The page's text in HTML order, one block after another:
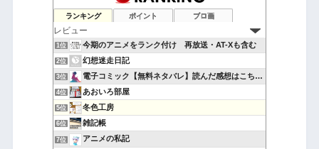
ランキング ポイント ブロ画
1位 今期のアニメをランク付け 再放送・AT-Xも含む
2位 幻想迷走日記
3位 電子コミック【無料ネタバレ】読んだ感想はこちら！
4位 あおいろ部屋
5位 冬色工房
6位 雑記帳
7位 アニメの私記